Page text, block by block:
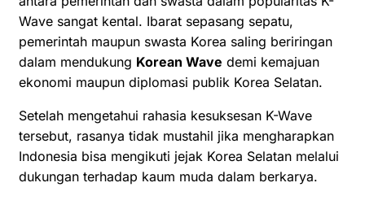
Wave sangat kental. Ibarat sepasang sepatu,
pemerintah maupun swasta Korea saling beriringan
dalam mendukung Korean Wave demi kemajuan
ekonomi maupun diplomasi publik Korea Selatan.
Setelah mengetahui rahasia kesuksesan K-Wave
tersebut, rasanya tidak mustahil jika mengharapkan
Indonesia bisa mengikuti jejak Korea Selatan melalui
dukungan terhadap kaum muda dalam berkarya.